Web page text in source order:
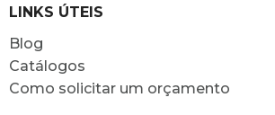
LINKS ÚTEIS
Blog
Catálogos
Como solicitar um orçamento